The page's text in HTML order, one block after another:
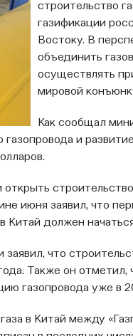
строительство
газификации
Востоку. В
объединить
осуществлять
мировой
Как сообщал
газопровода и
июня заявил, что
Китай должен
что
Также он отметил,
газопровода уже в
в Китай между